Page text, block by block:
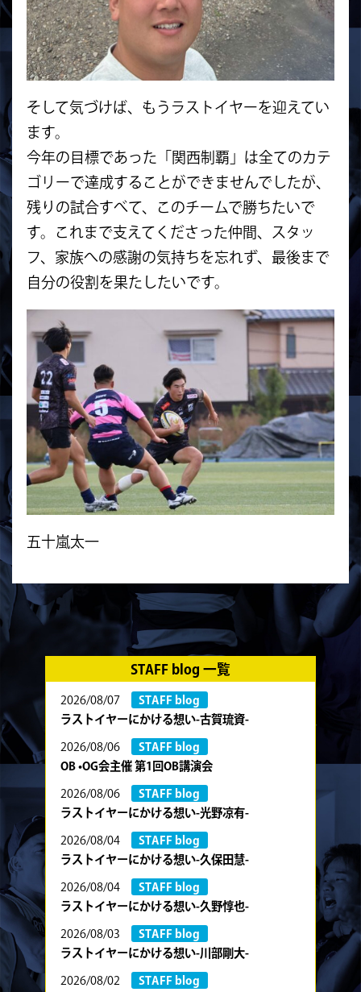
そして気づけば、もうラストイヤーを迎えてい
ます。
今年の目標であった「関西制覇」は全てのカテ
ゴリーで達成することができませんでしたが、
残りの試合すべて、このチームで勝ちたいで
す。これまで支えてくださった仲間、スタッ
フ、家族への感謝の気持ちを忘れず、最後まで
自分の役割を果たしたいです。
五十嵐太一
STAFF blog 一覧
2026/08/07
STAFF blog
ラストイヤーにかける想い-古賀琉資-
2026/08/06
STAFF blog
OB •OG会主催 第1回OB講演会
2026/08/06
STAFF blog
ラストイヤーにかける想い-光野凉有-
2026/08/04
STAFF blog
ラストイヤーにかける想い-久保田慧-
2026/08/04
STAFF blog
ラストイヤーにかける想い-久野惇也-
2026/08/03
STAFF blog
ラストイヤーにかける想い-川部剛大-
2026/08/02
STAFF blog